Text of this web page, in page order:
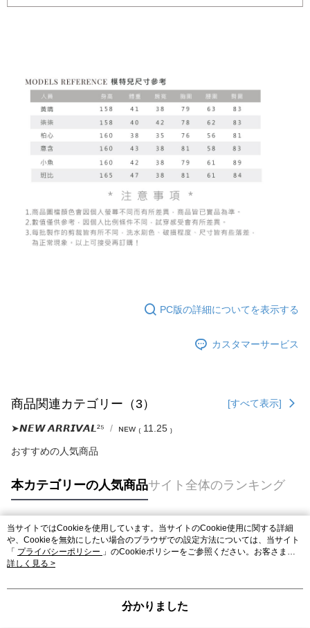
PC版の詳細についてを表示する
カスタマーサービス
商品関連カテゴリー（3） [すべて表示]
➤𝙉𝙀𝙒 𝘼𝙍𝙍𝙄𝙑𝘼𝙇²⁵ ɴᴇᴡ ₍ 11.25 ₎
おすすめの人気商品
本カテゴリーの人気商品サイト全体のランキング
人気タグ
当サイトではCookieを使用しています。当サイトのCookie使用に関する詳細
や、Cookieを無効にしたい場合のブラウザでの設定方法については、当サイト
「 プライバシーポリシー 」のCookieポリシーをご参照ください。お客さま
が、当サイトを引き続き使用される場合、当社がサイト利用規約のCookieポリ
詳しく見る >
分かりました